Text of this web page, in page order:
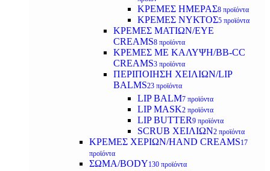
ΚΡΕΜΕΣ ΗΜΕΡΑΣ8 προϊόντα
ΚΡΕΜΕΣ ΝΥΚΤΟΣ5 προϊόντα
ΚΡΕΜΕΣ ΜΑΤΙΩΝ/EYE
CREAMS8 προϊόντα
ΚΡΕΜΕΣ ΜΕ ΚΑΛΥΨΗ/BB-CC
CREAMS3 προϊόντα
ΠΕΡΙΠΟΙΗΣΗ ΧΕΙΛΙΩΝ/LIP
BALMS23 προϊόντα
LIP BALM7 προϊόντα
LIP MASK2 προϊόντα
LIP BUTTER9 προϊόντα
SCRUB ΧΕΙΛΙΩΝ2 προϊόντα
ΚΡΕΜΕΣ ΧΕΡΙΩΝ/HAND CREAMS17
προϊόντα
ΣΩΜΑ/BODY130 προϊόντα